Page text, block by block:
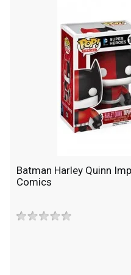
Batman Harley Quinn
Comics